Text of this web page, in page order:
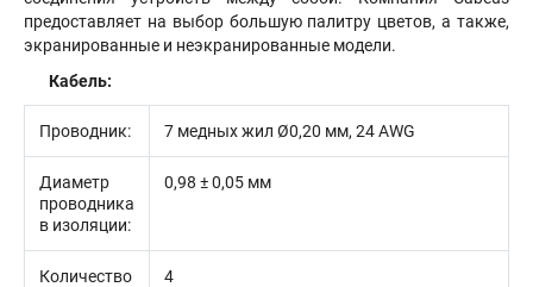
предоставляет на выбор большую палитру цветов, а также,
экранированные и неэкранированные модели.
Кабель:​
Проводник: 7 медных жил Ø0,20 мм, 24 AWG
Диаметр
проводника
в изоляции:
0,98 ± 0,05 мм
Количество
4